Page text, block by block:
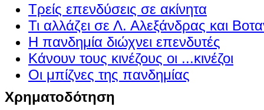
Τρείς επενδύσεις σε ακίνητα
Τι αλλάζει σε Λ. Αλεξάνδρας και
Η πανδημία διώχνει επενδυτές
Κάνουν τους κινέζους οι ...κινέζοι
Οι μπίζνες της πανδημίας
Χρηματοδότηση